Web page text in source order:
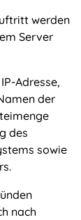
werden
Server
Adresse,
der
des
sowie
nach